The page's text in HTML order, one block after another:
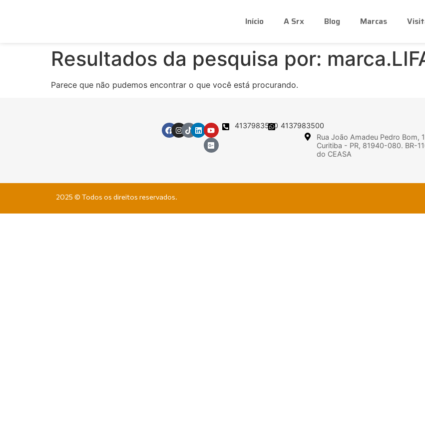
Início A Srx Blog Marcas
Resultados da pesquisa por:
Parece que não pudemos encontrar o que você está procurando.
4137983500 4137983500
Rua João Amadeu Pedro Bom,
Curitiba - PR, 81940-080. BR-
do CEASA
2025 © Todos os direitos reservados.